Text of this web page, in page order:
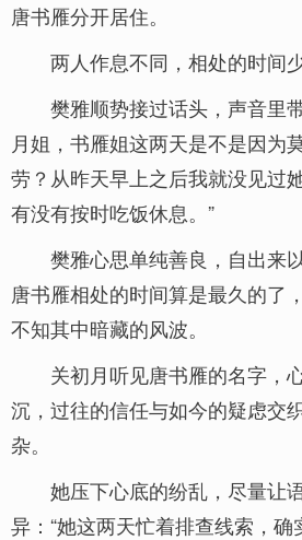
唐书雁分开居住。
两人作息不同，相处的时间少
樊雅顺势接过话头，声音里
月姐，书雁姐这两天是不是因为
劳？从昨天早上之后我就没见过
有没有按时吃饭休息。”
樊雅心思单纯善良，自出来
唐书雁相处的时间算是最久的了
不知其中暗藏的风波。
关初月听见唐书雁的名字，
沉，过往的信任与如今的疑虑交
杂。
她压下心底的纷乱，尽量让
异：“她这两天忙着排查线索，